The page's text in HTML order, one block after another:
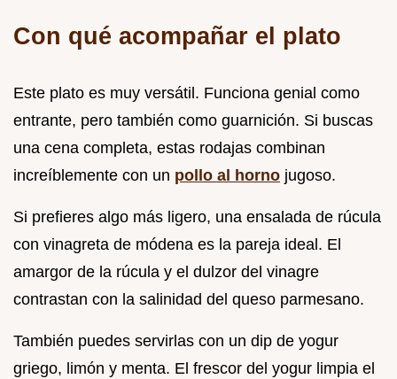
Con qué acompañar el plato
Este plato es muy versátil. Funciona genial como
entrante, pero también como guarnición. Si buscas
una cena completa, estas rodajas combinan
increíblemente con un pollo al horno jugoso.
Si prefieres algo más ligero, una ensalada de rúcula
con vinagreta de módena es la pareja ideal. El
amargor de la rúcula y el dulzor del vinagre
contrastan con la salinidad del queso parmesano.
También puedes servirlas con un dip de yogur
griego, limón y menta. El frescor del yogur limpia el